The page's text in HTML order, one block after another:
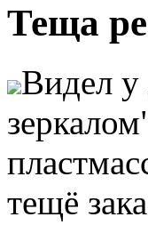
Теща
Видел у
тещё